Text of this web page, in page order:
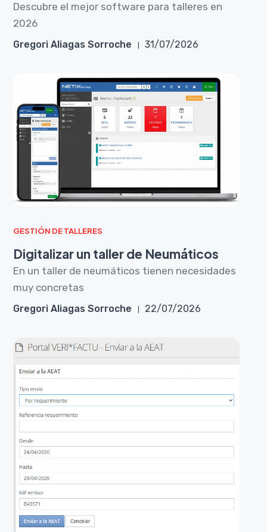
Descubre el mejor software para talleres en
2026
Gregori Aliagas Sorroche 31/07/2026
GESTIÓN DE TALLERES
Digitalizar un taller de Neumáticos
En un taller de neumáticos tienen necesidades
muy concretas
Gregori Aliagas Sorroche 22/07/2026